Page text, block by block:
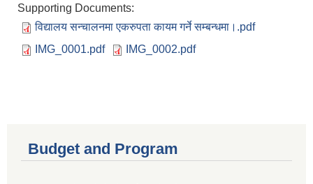
Supporting Documents:
विद्यालय सन्चालनमा एकरुपता कायम गर्ने सम्बन्धमा।.pdf
IMG_0001.pdf
IMG_0002.pdf
Budget and Program